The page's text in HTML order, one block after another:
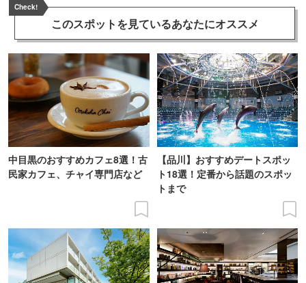
Check!
このスポットを見ているあなたにオススメ
中目黒のおすすめカフェ8選！古
民家カフェ、チャイ専門店など
【品川】おすすめデートスポッ
ト18選！定番から話題のスポッ
トまで